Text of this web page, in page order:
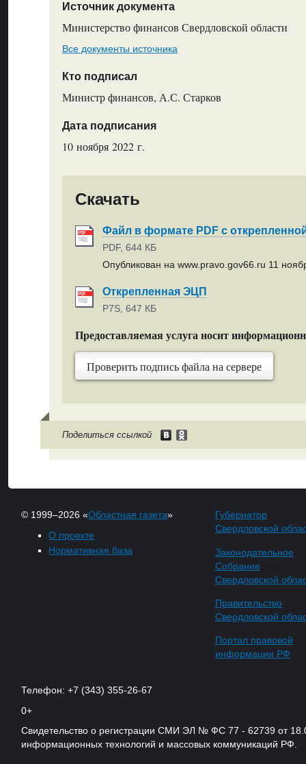
Источник документа
Министерство финансов Свердловской области
Все документы источника
Кто подписал
Министр финансов, А.С. Старков
Дата подписания
10 ноября 2022 г.
Скачать
Файл в формате PDF с
PDF, 644 КБ
Опубликован на www.pravo.gov66.ru 11
Открепленная ЭЦП
P7S, 647 КБ
Предоставляемая услуга носит
Проверить подпись файла на сервере
Поделиться ссылкой
© 1999–2026 «Областная газета»
О проекте
Нормативная база
Губернатор
Свердловской
Законодательное
Собрание
Свердловской
Правительство
Свердловской
Портал правовой
информации РФ
Телефон: +7 (343) 355-26-67
0+
Свидетельство о регистрации СМИ ЭЛ № ФС 77 - 62739 от
информационных технологий и массовых коммуникаций РФ.